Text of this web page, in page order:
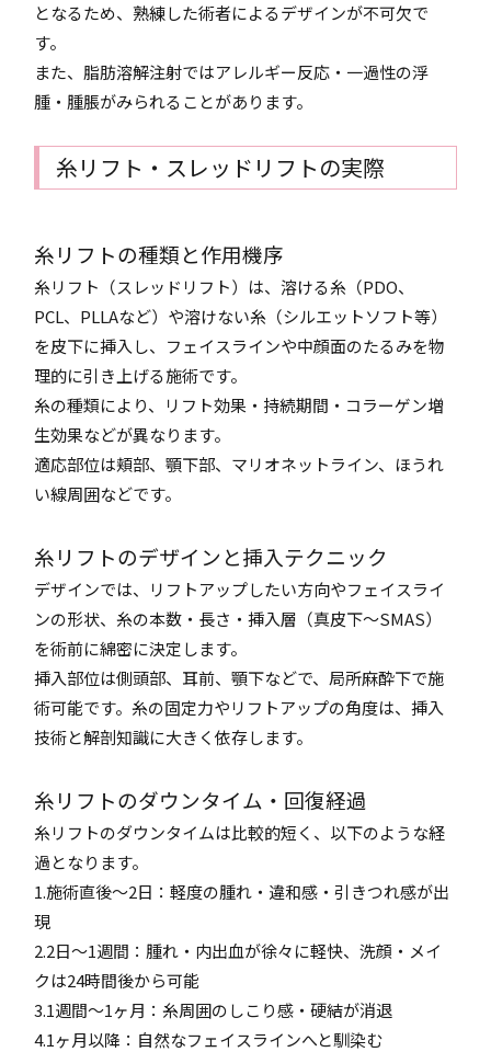
となるため、熟練した術者によるデザインが不可欠で
す。
また、脂肪溶解注射ではアレルギー反応・一過性の浮
腫・腫脹がみられることがあります。
糸リフト・スレッドリフトの実際
糸リフトの種類と作用機序
糸リフト（スレッドリフト）は、溶ける糸（PDO、
PCL、PLLAなど）や溶けない糸（シルエットソフト等）
を皮下に挿入し、フェイスラインや中顔面のたるみを物
理的に引き上げる施術です。
糸の種類により、リフト効果・持続期間・コラーゲン増
生効果などが異なります。
適応部位は頬部、顎下部、マリオネットライン、ほうれ
い線周囲などです。
糸リフトのデザインと挿入テクニック
デザインでは、リフトアップしたい方向やフェイスライ
ンの形状、糸の本数・長さ・挿入層（真皮下〜SMAS）
を術前に綿密に決定します。
挿入部位は側頭部、耳前、顎下などで、局所麻酔下で施
術可能です。糸の固定力やリフトアップの角度は、挿入
技術と解剖知識に大きく依存します。
糸リフトのダウンタイム・回復経過
糸リフトのダウンタイムは比較的短く、以下のような経
過となります。
1.施術直後〜2日：軽度の腫れ・違和感・引きつれ感が出
現
2.2日〜1週間：腫れ・内出血が徐々に軽快、洗顔・メイ
クは24時間後から可能
3.1週間〜1ヶ月：糸周囲のしこり感・硬結が消退
4.1ヶ月以降：自然なフェイスラインへと馴染む